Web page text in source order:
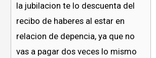
la jubilacion te lo descuenta del
recibo de haberes al estar en
relacion de depencia, ya que no
vas a pagar dos veces lo mismo